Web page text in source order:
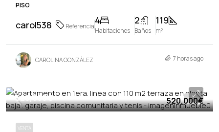
PISO
carol538 Referencia
4
Habitaciones
2
Baños
119
m²
CAROLINA GONZÁLEZ 7 horas ago
VENTA
520,000€
VENTA
520,000€